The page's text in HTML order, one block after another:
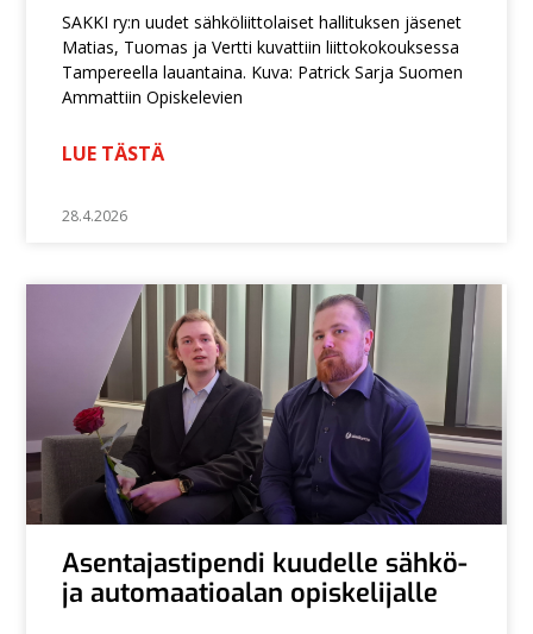
SAKKI ry:n uudet sähköliittolaiset hallituksen jäsenet
Matias, Tuomas ja Vertti kuvattiin liittokokouksessa
Tampereella lauantaina. Kuva: Patrick Sarja Suomen
Ammattiin Opiskelevien
LUE TÄSTÄ
28.4.2026
Asentajastipendi kuudelle sähkö-
ja automaatioalan opiskelijalle